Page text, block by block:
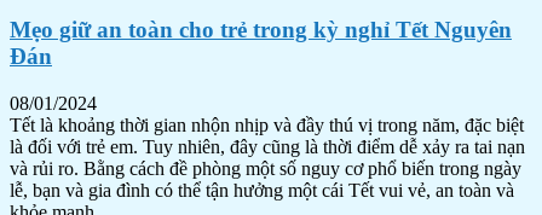
Mẹo giữ an toàn cho trẻ trong kỳ nghỉ Tết Nguyên
Đán
08/01/2024
Tết là khoảng thời gian nhộn nhịp và đầy thú vị trong năm, đặc biệt
là đối với trẻ em. Tuy nhiên, đây cũng là thời điểm dễ xảy ra tai nạn
và rủi ro. Bằng cách đề phòng một số nguy cơ phổ biến trong ngày
lễ, bạn và gia đình có thể tận hưởng một cái Tết vui vẻ, an toàn và